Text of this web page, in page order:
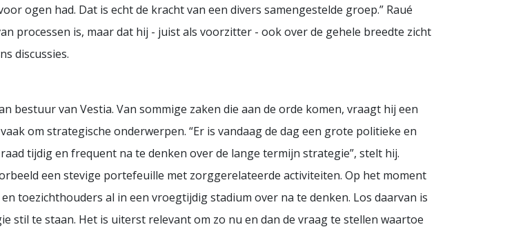
ogen had. Dat is echt de kracht van een divers samengestelde groep.” Raué
processen is, maar dat hij - juist als voorzitter - ook over de gehele breedte zicht
discussies.
bestuur van Vestia. Van sommige zaken die aan de orde komen, vraagt hij een
om strategische onderwerpen. “Er is vandaag de dag een grote politieke en
tijdig en frequent na te denken over de lange termijn strategie”, stelt hij.
een stevige portefeuille met zorggerelateerde activiteiten. Op het moment
toezichthouders al in een vroegtijdig stadium over na te denken. Los daarvan is
stil te staan. Het is uiterst relevant om zo nu en dan de vraag te stellen waartoe